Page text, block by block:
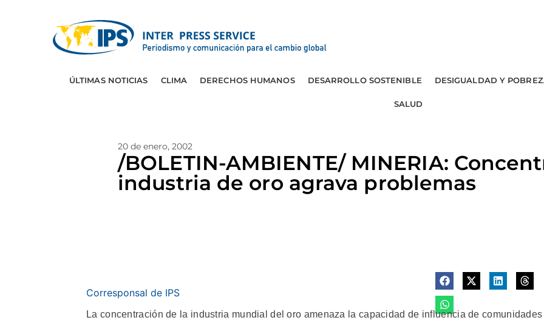
ÚLTIMAS NOTICIAS CLIMA DERECHOS HUMANOS DESARROLLO SOSTENIBLE DESIGUALDAD Y
SALUD
20 de enero, 2002
/BOLETIN-AMBIENTE/ MINERIA:
industria de oro agrava problemas
Corresponsal de IPS
La concentración de la industria mundial del oro amenaza la capacidad de influencia de comunidades